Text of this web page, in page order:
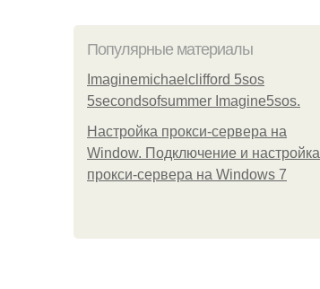
Популярные материалы
Imaginemichaelclifford 5sos
5secondsofsummer Imagine5sos.
Настройка прокси-сервера на
Window. Подключение и настройка
прокси-сервера на Windows 7